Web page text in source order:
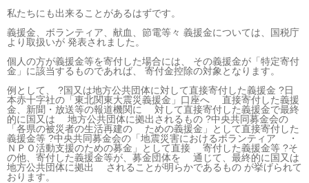
介護専門チームからのお知らせ
私たちにも出来ることがあるはずです。
義援金、ボランティア、献血、節電等々 義援金については、国税庁
より取扱いが 発表されました。
個人の方が義援金等を寄付した場合には、 その義援金が「特定寄付
金」に該当するものであれば、 寄付金控除の対象となります。
例として、 ?国又は地方公共団体に対して直接寄付した義援金 ?日
本赤十字社の「東北関東大震災義援金」口座へ 直接寄付した義援
金、新聞・放送等の報道機関に 対して直接寄付した義援金で最終
的に国又は 地方公共団体に拠出されるもの ?中央共同募金会の
「各県の被災者の生活再建の ための義援金」として直接寄付した
義援金等 ?中央共同募金会の「地震災害におけるボランティア ・
ＮＰＯ活動支援のための募金」として直接 寄付した義援金等 ?そ
の他、寄付した義援金等が、募金団体を 通じて、最終的に国又は
地方公共団体に拠出 されることが明らかであるもの が挙げられて
おります。